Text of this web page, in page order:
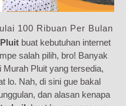
100 Ribuan Per Bulan
buat kebutuhan internet
salah pilih, bro! Banyak
Murah Pluit yang tersedia,
lo. Nah, di sini gue bakal
dan alasan kenapa